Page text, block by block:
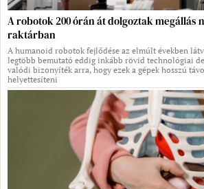
A robotok 200 órán át dolgoztak megállás
raktárban
A humanoid robotok fejlődése az elmúlt években
legtöbb bemutató eddig inkább rövid technológiai
valódi bizonyíték arra, hogy ezek a gépek hosszú
helyettesíteni